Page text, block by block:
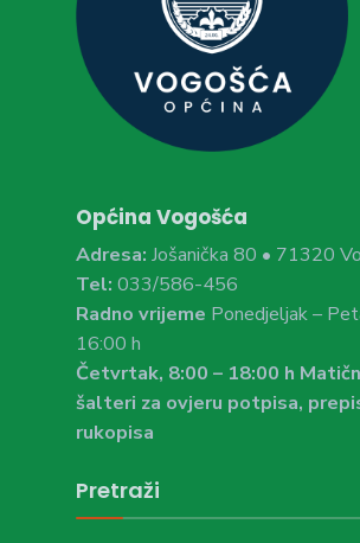
Općina Vogošća
Adresa: Jošanička 80 • 71320
Tel: 033/586-456
Radno vrijeme Ponedjeljak –
16:00 h
Četvrtak, 8:00 – 18:00 h
šalteri za ovjeru potpisa,
rukopisa
Pretraži